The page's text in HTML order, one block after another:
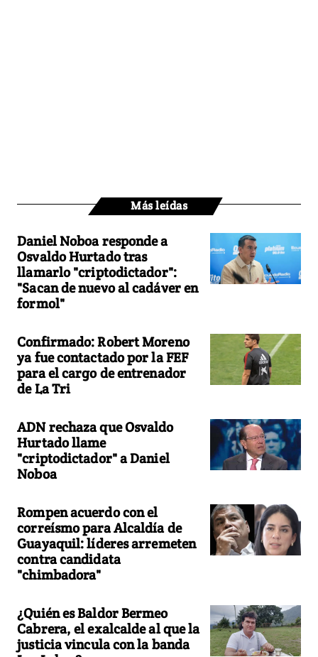
Más leídas
Daniel Noboa responde a
Osvaldo Hurtado tras
llamarlo "criptodictador":
"Sacan de nuevo al cadáver en
formol"
Confirmado: Robert Moreno
ya fue contactado por la FEF
para el cargo de entrenador
de La Tri
ADN rechaza que Osvaldo
Hurtado llame
"criptodictador" a Daniel
Noboa
Rompen acuerdo con el
correísmo para Alcaldía de
Guayaquil: líderes arremeten
contra candidata
"chimbadora"
¿Quién es Baldor Bermeo
Cabrera, el exalcalde al que la
justicia vincula con la banda